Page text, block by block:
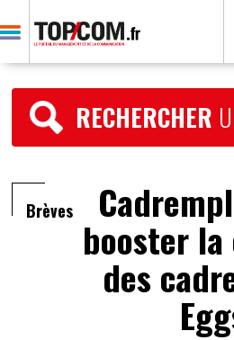
RECHERCHER
Brèves
booster
des